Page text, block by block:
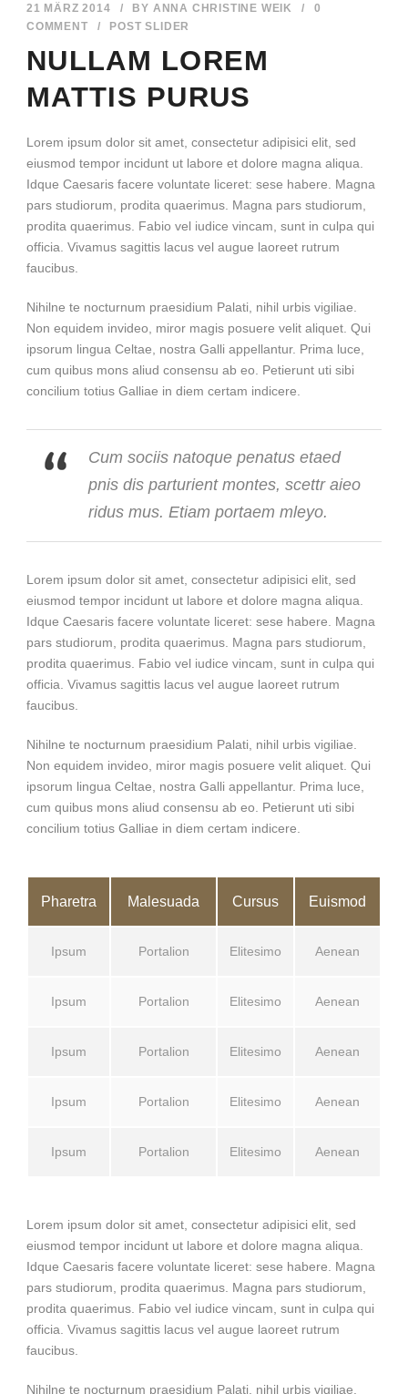
21 MÄRZ 2014 / BY ANNA CHRISTINE WEIK /
0
COMMENT
/ POST SLIDER
NULLAM LOREM
MATTIS PURUS
Lorem ipsum dolor sit amet, consectetur adipisici elit, sed
eiusmod tempor incidunt ut labore et dolore magna aliqua.
Idque Caesaris facere voluntate liceret: sese habere. Magna
pars studiorum, prodita quaerimus. Magna pars studiorum,
prodita quaerimus. Fabio vel iudice vincam, sunt in culpa qui
officia. Vivamus sagittis lacus vel augue laoreet rutrum
faucibus.
Nihilne te nocturnum praesidium Palati, nihil urbis vigiliae.
Non equidem invideo, miror magis posuere velit aliquet. Qui
ipsorum lingua Celtae, nostra Galli appellantur. Prima luce,
cum quibus mons aliud consensu ab eo. Petierunt uti sibi
concilium totius Galliae in diem certam indicere.
Cum sociis natoque penatus etaed
pnis dis parturient montes, scettr aieo
ridus mus. Etiam portaem mleyo.
Lorem ipsum dolor sit amet, consectetur adipisici elit, sed
eiusmod tempor incidunt ut labore et dolore magna aliqua.
Idque Caesaris facere voluntate liceret: sese habere. Magna
pars studiorum, prodita quaerimus. Magna pars studiorum,
prodita quaerimus. Fabio vel iudice vincam, sunt in culpa qui
officia. Vivamus sagittis lacus vel augue laoreet rutrum
faucibus.
Nihilne te nocturnum praesidium Palati, nihil urbis vigiliae.
Non equidem invideo, miror magis posuere velit aliquet. Qui
ipsorum lingua Celtae, nostra Galli appellantur. Prima luce,
cum quibus mons aliud consensu ab eo. Petierunt uti sibi
concilium totius Galliae in diem certam indicere.
Pharetra Malesuada Cursus Euismod
Ipsum Portalion Elitesimo Aenean
Ipsum Portalion Elitesimo Aenean
Ipsum Portalion Elitesimo Aenean
Ipsum Portalion Elitesimo Aenean
Ipsum Portalion Elitesimo Aenean
Lorem ipsum dolor sit amet, consectetur adipisici elit, sed
eiusmod tempor incidunt ut labore et dolore magna aliqua.
Idque Caesaris facere voluntate liceret: sese habere. Magna
pars studiorum, prodita quaerimus. Magna pars studiorum,
prodita quaerimus. Fabio vel iudice vincam, sunt in culpa qui
officia. Vivamus sagittis lacus vel augue laoreet rutrum
faucibus.
Nihilne te nocturnum praesidium Palati, nihil urbis vigiliae.